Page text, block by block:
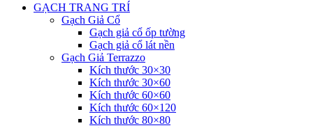
GẠCH TRANG TRÍ
Gạch Giả Cổ
Gạch giả cổ ốp tường
Gạch giả cổ lát nền
Gạch Giả Terrazzo
Kích thước 30×30
Kích thước 30×60
Kích thước 60×60
Kích thước 60×120
Kích thước 80×80